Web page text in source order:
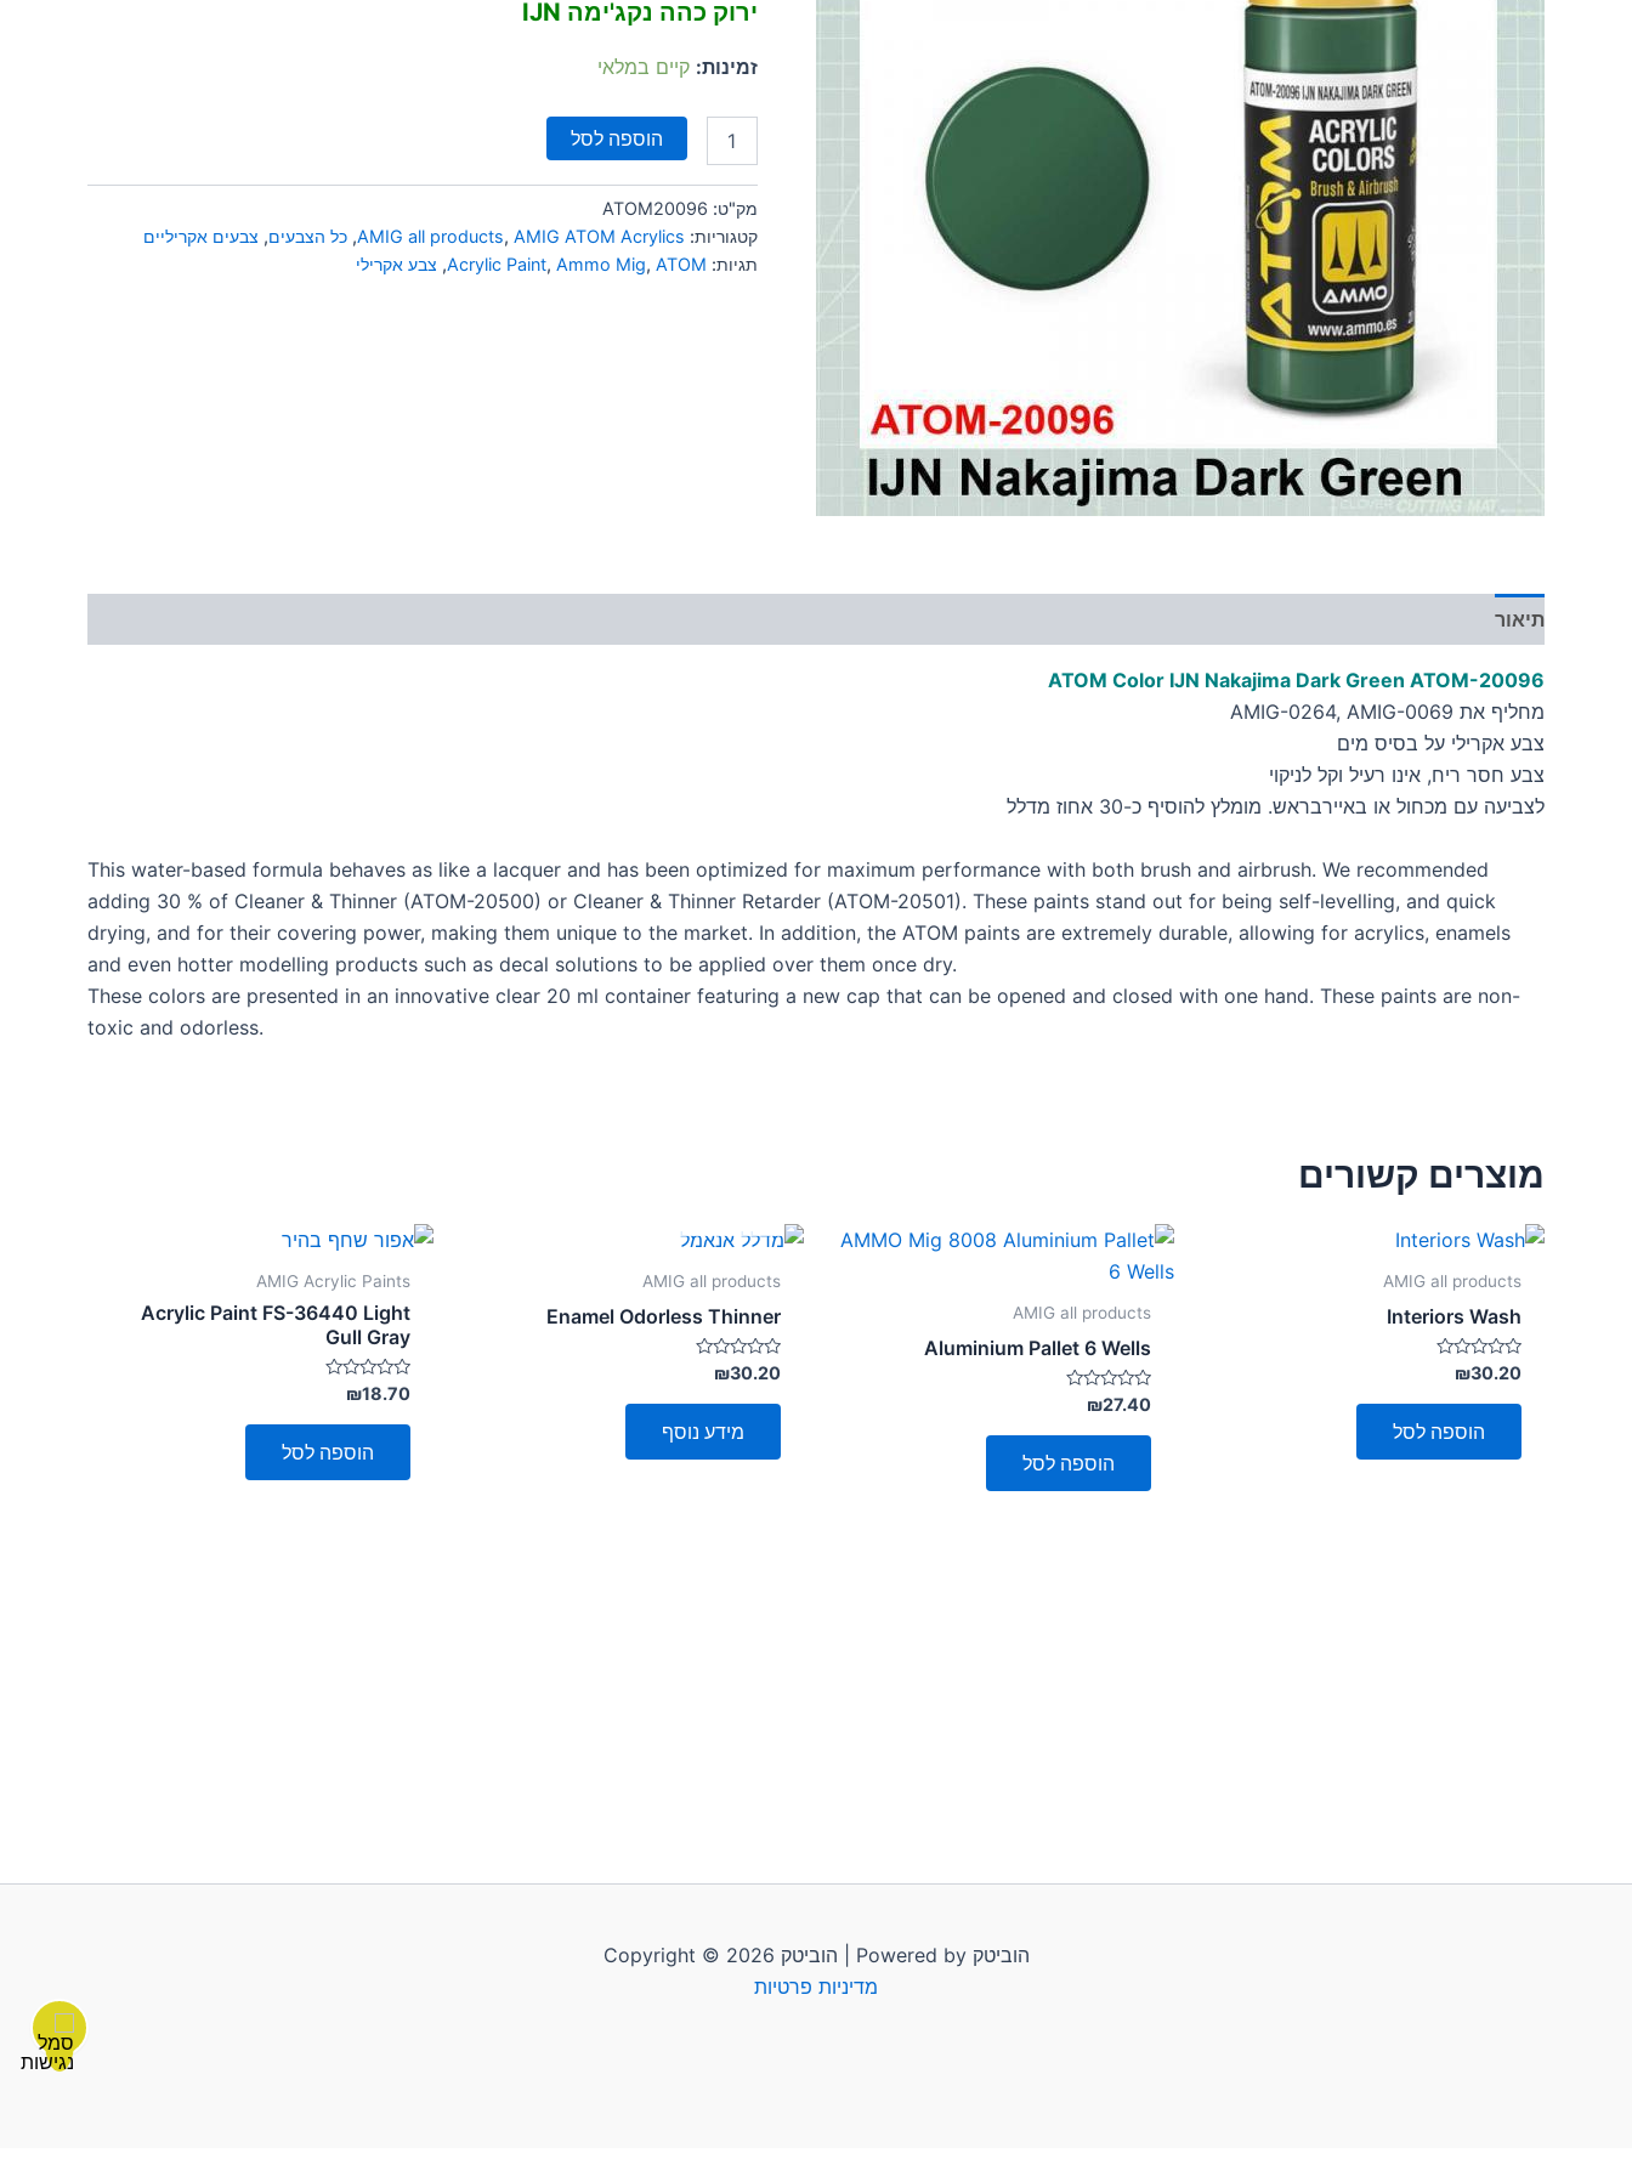
ירוק כהה נקג'ימה IJN
זמינות: קיים במלאי
הוספה לסל
מק"ט: ATOM20096
קטגוריות:
AMIG all products, AMIG ATOM Acrylics
, כל הצבעים, צבעים אקריליים
תגיות:
Acrylic Paint, Ammo Mig, ATOM
, צבע אקרילי
תיאור
ATOM Color IJN Nakajima Dark Green ATOM-20096
מחליף את AMIG-0264, AMIG-0069
צבע אקרילי על בסיס מים
צבע חסר ריח, אינו רעיל וקל לניקוי
לצביעה עם מכחול או באיירבראש. מומלץ להוסיף כ-30 אחוז מדלל
This water-based formula behaves as like a lacquer and has been optimized for maximum performance with both brush and airbrush. We recommended
adding 30 % of Cleaner & Thinner (ATOM-20500) or Cleaner & Thinner Retarder (ATOM-20501). These paints stand out for being self-levelling, and quick
drying, and for their covering power, making them unique to the market. In addition, the ATOM paints are extremely durable, allowing for acrylics, enamels
and even hotter modelling products such as decal solutions to be applied over them once dry.
These colors are presented in an innovative clear 20 ml container featuring a new cap that can be opened and closed with one hand. These paints are non-
toxic and odorless.
מוצרים קשורים
AMIG all products
Interiors Wash
דורג
0
מתוך
₪30.20
הוספה לסל
AMIG all products
Aluminium Pallet 6 Wells
דורג
0
מתוך
₪27.40
הוספה לסל
AMIG all products
Enamel Odorless Thinner
דורג
0
מתוך
₪30.20
מידע נוסף
AMIG Acrylic Paints
Acrylic Paint FS-36440 Light
Gull Gray
דורג
0
מתוך
₪18.70
הוספה לסל
Copyright © 2026 הוביטק | Powered by הוביטק
מדיניות פרטיות